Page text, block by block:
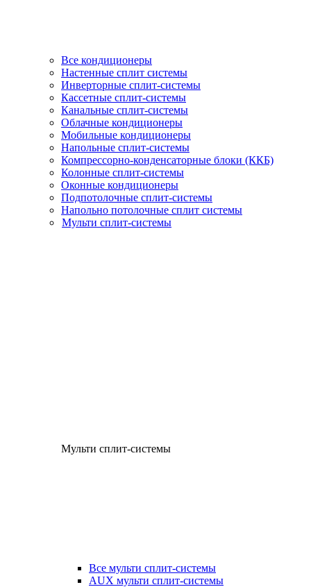
Все кондиционеры
Настенные сплит системы
Инверторные сплит-системы
Кассетные сплит-системы
Канальные сплит-системы
Облачные кондиционеры
Мобильные кондиционеры
Напольные сплит-системы
Компрессорно-конденсаторные блоки (ККБ)
Колонные сплит-системы
Оконные кондиционеры
Подпотолочные сплит-системы
Напольно потолочные сплит системы
Мульти сплит-системы
Мульти сплит-системы
Все мульти сплит-системы
AUX мульти сплит-системы